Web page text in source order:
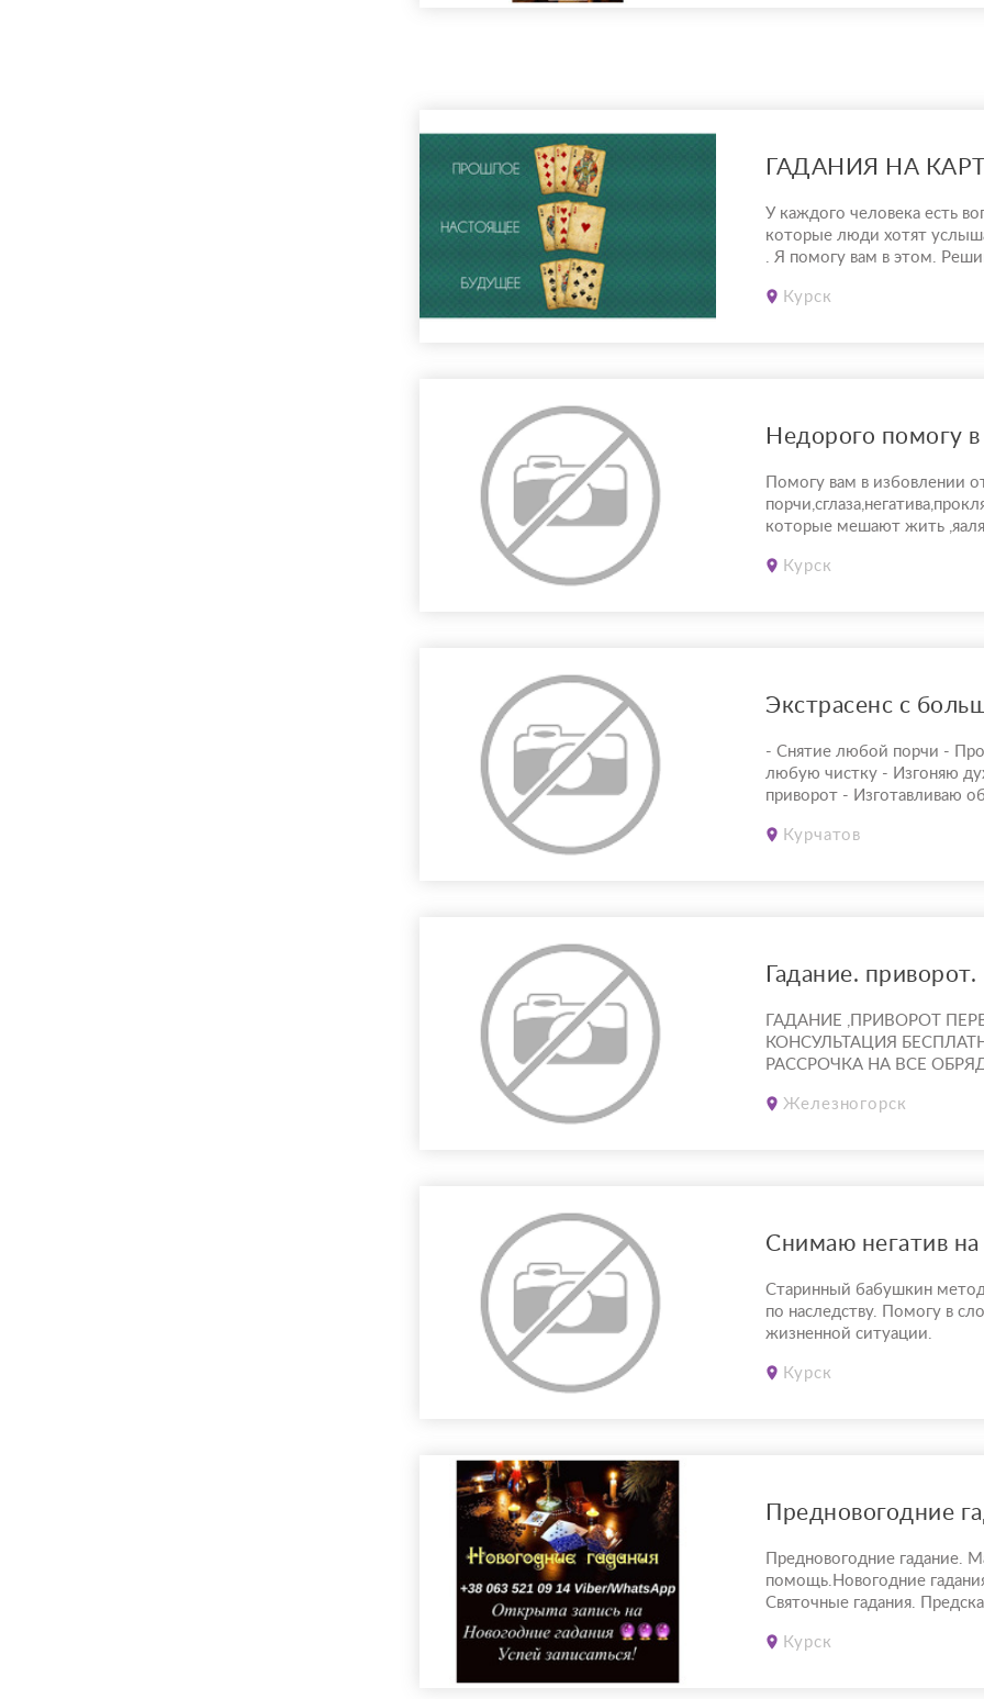
У каждого человека есть
которые люди хотят
. Я помогу вам в этом.
русло!
Курск
Помогу вам в избовлении
которые мешают жить
всех сферах жизни.
Курск
- Снятие любой порчи -
любую чистку - Изгоняю
приворот - Изготавливаю
Курчатов
ГАДАНИЕ ,ПРИВОРОТ
КОНСУЛЬТАЦИЯ
РАССРОЧКА НА ВСЕ
обряды???? Возврат
Железногорск
Снимаю негатив на
Старинный бабушкин
по наследству. Помогу в
жизненной ситуации.
Курск
Предновогодние гадание.
помощь.Новогодние
Святочные гадания.
эффективное время для
Курск